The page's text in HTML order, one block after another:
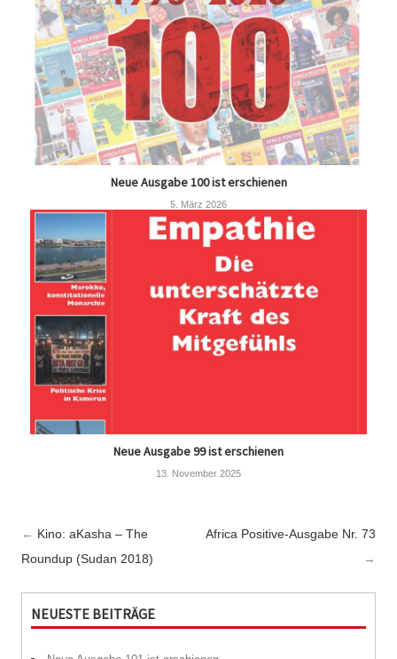
Neue Ausgabe 100 ist erschienen
5. März 2026
Neue Ausgabe 99 ist erschienen
13. November 2025
Post
navigation
← Kino: aKasha – The
Roundup (Sudan 2018)
Africa Positive-Ausgabe Nr. 73
→
NEUESTE BEITRÄGE